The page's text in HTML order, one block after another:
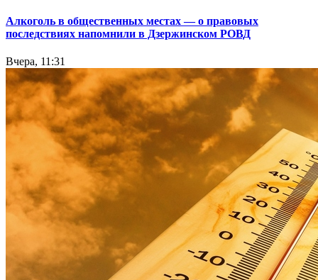
Алкоголь в общественных местах — о правовых
последствиях напомнили в Дзержинском РОВД
Вчера, 11:31